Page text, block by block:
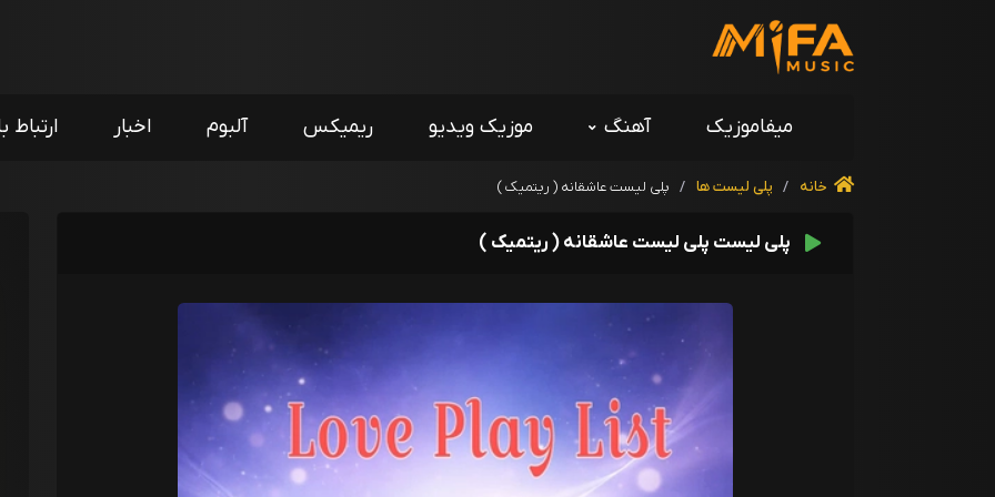
میفاموزیک آهنگ موزیک ویدیو ریمیکس آلبوم اخبار ارتباط
خانه / پلی لیست ها / پلی لیست عاشقانه ( ریتمیک )
پلی لیست پلی لیست عاشقانه ( ریتمیک )